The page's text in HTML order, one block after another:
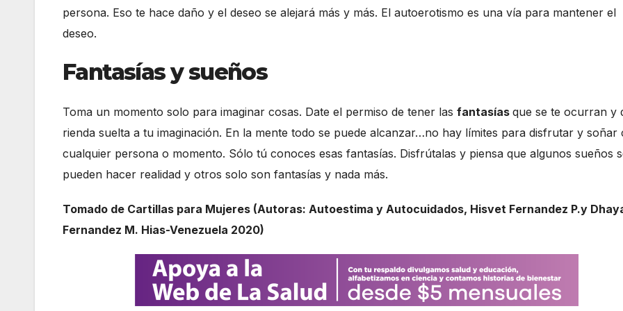
persona. Eso te hace daño y el deseo se alejará más y más. El autoerotismo es una vía para mantener el
deseo.
Fantasías y sueños
Toma un momento solo para imaginar cosas. Date el permiso de tener las fantasías que se te ocurran y
rienda suelta a tu imaginación. En la mente todo se puede alcanzar…no hay límites para disfrutar y soñar
cualquier persona o momento. Sólo tú conoces esas fantasías. Disfrútalas y piensa que algunos sueños
pueden hacer realidad y otros solo son fantasías y nada más.
Tomado de Cartillas para Mujeres (Autoras: Autoestima y Autocuidados, Hisvet Fernandez P.y
Fernandez M. Hias-Venezuela 2020)